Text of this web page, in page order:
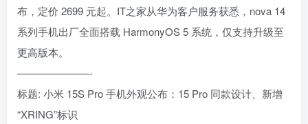
布，定价 2699 元起。IT之家从华为客户服务获悉，nova 14
系列手机出厂全面搭载 HarmonyOS 5 系统，仅支持升级至
更高版本。
———————-
标题: 小米 15S Pro 手机外观公布：15 Pro 同款设计、新增
“XRING”标识